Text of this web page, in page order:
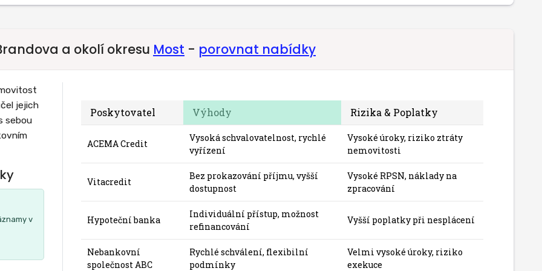
a okolí okresu Most - porovnat nabídky
jejich
sebou
v
Poskytovatel Výhody Rizika & Poplatky
ACEMA Credit
Vysoká schvalovatelnost, rychlé
vyřízení
Vysoké úroky, riziko ztráty
nemovitosti
Vitacredit
Bez prokazování příjmu, vyšší
dostupnost
Vysoké RPSN, náklady na
zpracování
Hypoteční banka
Individuální přístup, možnost
refinancování
Vyšší poplatky při nesplácení
Nebankovní
společnost ABC
Rychlé schválení, flexibilní
podmínky
Velmi vysoké úroky, riziko
exekuce